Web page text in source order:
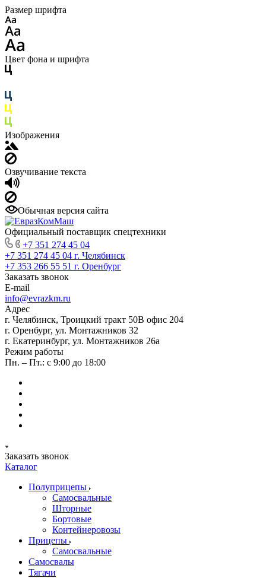
Размер шрифта
Цвет фона и шрифта
Изображения
Озвучивание текста
Обычная версия сайта
Официальный поставщик спецтехники
+7 351 274 45 04
+7 351 274 45 04 г. Челябинск
+7 353 266 55 51 г. Оренбург
Заказать звонок
E-mail
info@evrazkm.ru
Адрес
г. Челябинск, Троицкий тракт 50В офис 204
г. Оренбург, ул. Монтажников 32
г. Екатеринбург, ул. Монтажников 26а
Режим работы
Пн. – Пт.: с 9:00 до 18:00
Заказать звонок
Каталог
Полуприцепы
Самосвальные
Шторные
Бортовые
Контейнеровозы
Прицепы
Самосвальные
Самосвалы
Тягачи